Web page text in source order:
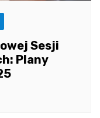
Sesji
Plany